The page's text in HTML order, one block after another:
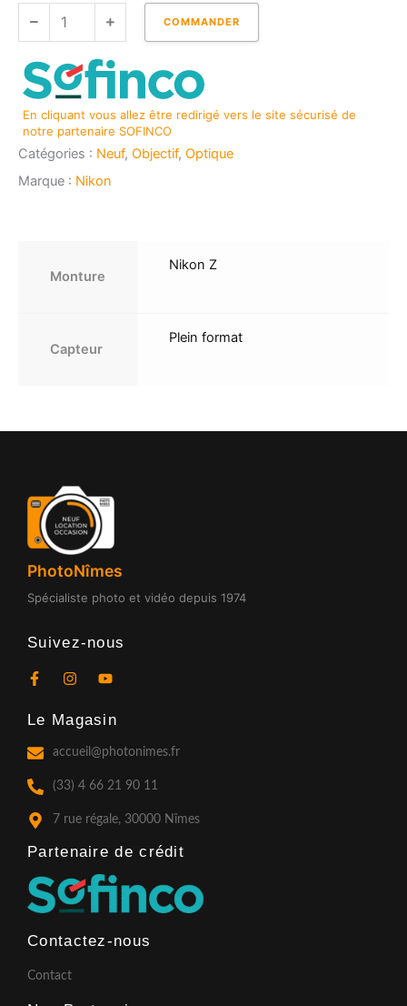
Z
800
mm
f/6,3
VR
S
COMMANDER
En cliquant vous allez être redirigé vers le site sécurisé de
notre partenaire SOFINCO
Catégories : Neuf, Objectif, Optique
Marque : Nikon
Monture
Nikon Z
Capteur
Plein format
PhotoNîmes
Spécialiste photo et vidéo depuis 1974
Suivez-nous
F
e
o
o
k
-
f
I
t
g
a
m
Y
t
b
Le Magasin
accueil@photonimes.fr
(33) 4 66 21 90 11
7 rue régale, 30000 Nîmes
Partenaire de crédit​
Contactez-nous
Contact